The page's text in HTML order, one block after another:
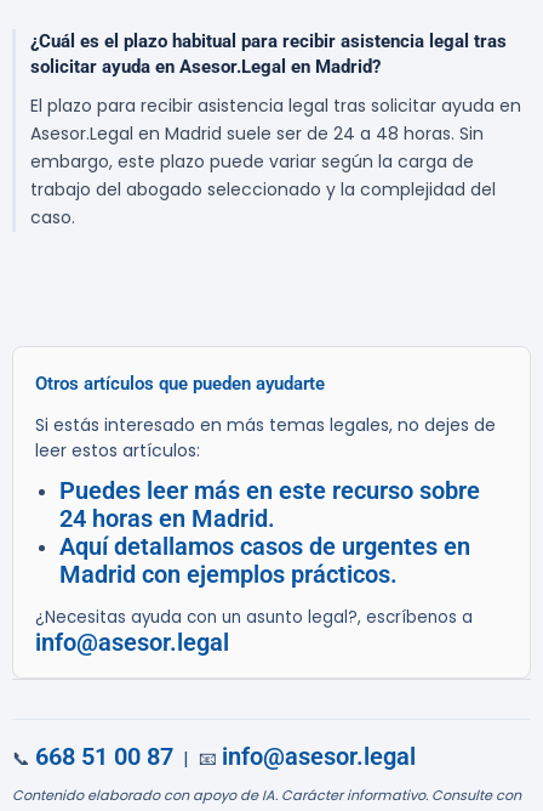
¿Cuál es el plazo habitual para recibir asistencia legal tras
solicitar ayuda en Asesor.Legal en Madrid?
El plazo para recibir asistencia legal tras solicitar ayuda en
Asesor.Legal en Madrid suele ser de 24 a 48 horas. Sin
embargo, este plazo puede variar según la carga de
trabajo del abogado seleccionado y la complejidad del
caso.
Otros artículos que pueden ayudarte
Si estás interesado en más temas legales, no dejes de
leer estos artículos:
Puedes leer más en este recurso sobre
24 horas en Madrid.
Aquí detallamos casos de urgentes en
Madrid con ejemplos prácticos.
¿Necesitas ayuda con un asunto legal?, escríbenos a
info@asesor.legal
📞 668 51 00 87 | 📧 info@asesor.legal
Contenido elaborado con apoyo de IA. Carácter informativo. Consulte con